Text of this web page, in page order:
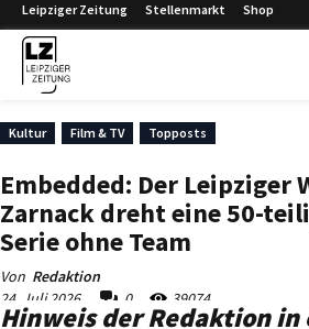
Hinweis der Redaktion in